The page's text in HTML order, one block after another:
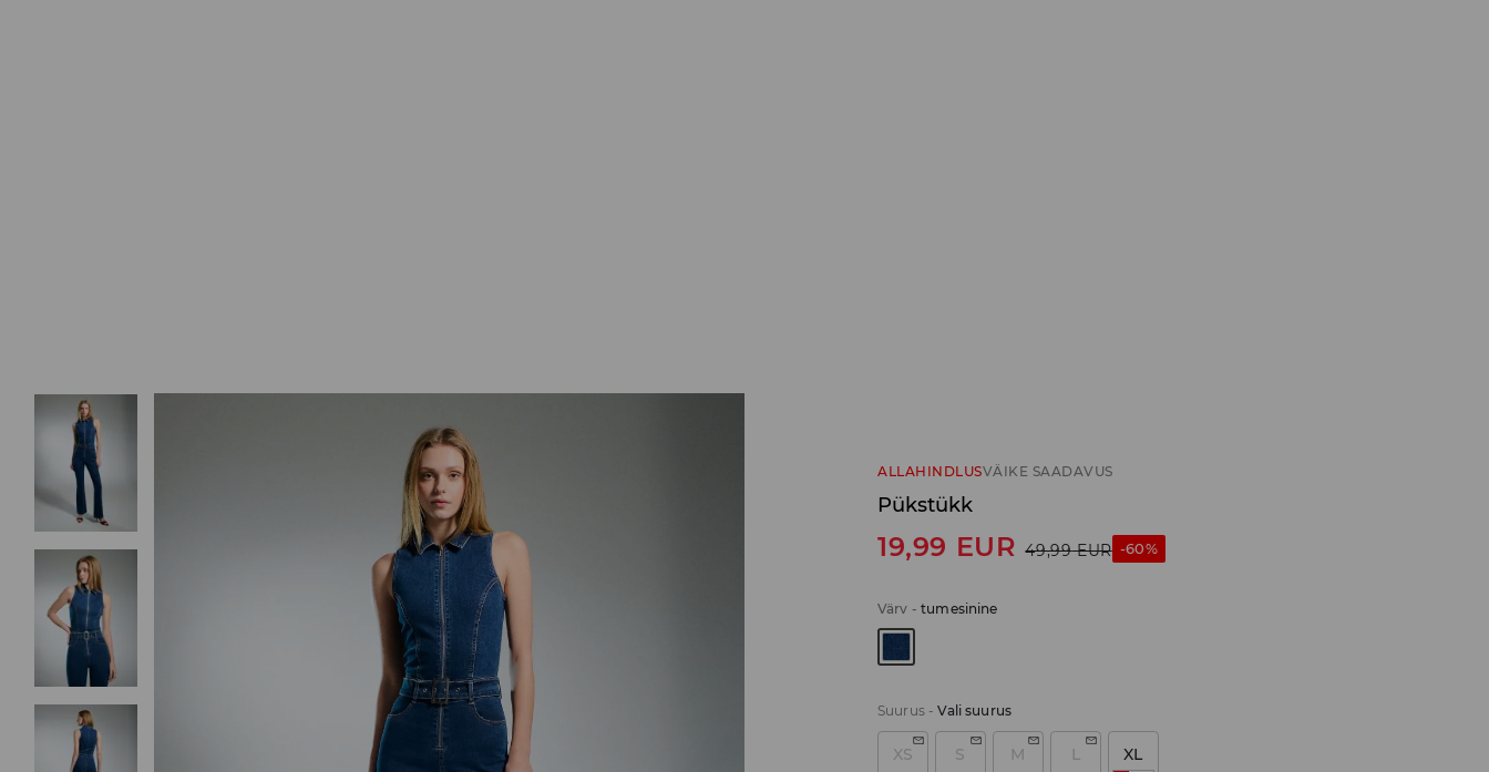
ALLAHINDLUSVÄIKE SAADAVUS
Pükstükk
19,99 EUR 49,99 EUR -60%
Värv -tumesinine
Suurus-Vali suurus
XS S M L XL